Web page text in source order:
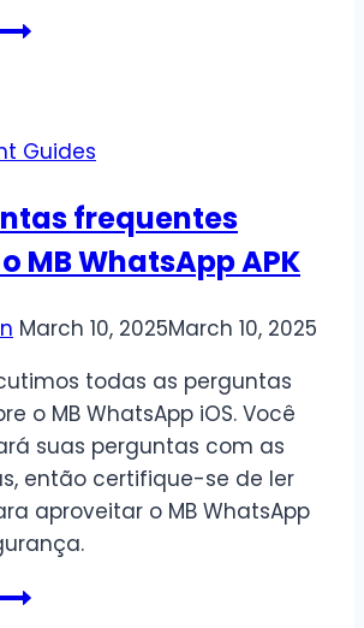
Como
Guides
frequentes
MB WhatsApp APK
March 10, 2025March 10, 2025
todas as perguntas
o MB WhatsApp iOS. Você
suas perguntas com as
então certifique-se de ler
aproveitar o MB WhatsApp
Perguntas